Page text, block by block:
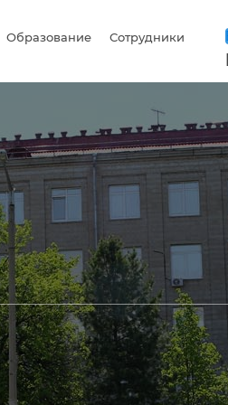
Образование Сотрудники